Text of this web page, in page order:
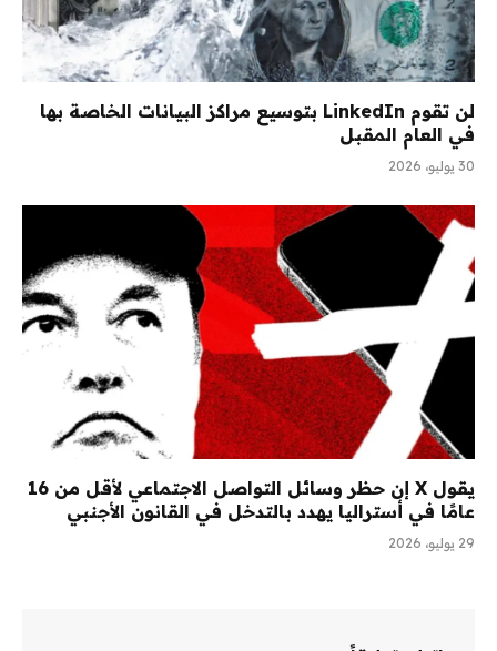
لن تقوم LinkedIn بتوسيع مراكز البيانات الخاصة بها
في العام المقبل
30 يوليو، 2026
يقول X إن حظر وسائل التواصل الاجتماعي لأقل من 16
عامًا في أستراليا يهدد بالتدخل في القانون الأجنبي
29 يوليو، 2026